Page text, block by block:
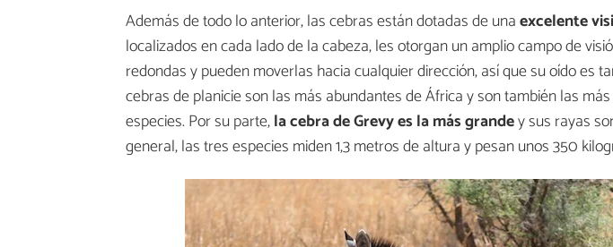
Además de todo lo anterior, las cebras están dotadas de unaexcelente
localizados en cada lado de la cabeza, les otorgan un amplio campo de
redondas y pueden moverlas hacia cualquier dirección, así que su oído es
cebras de planicie son las más abundantes de África y son también las
especies. Por su parte,la cebra de Grevy es la más grandey sus rayas
general, las tres especies miden 1,3 metros de altura y pesan unos 350